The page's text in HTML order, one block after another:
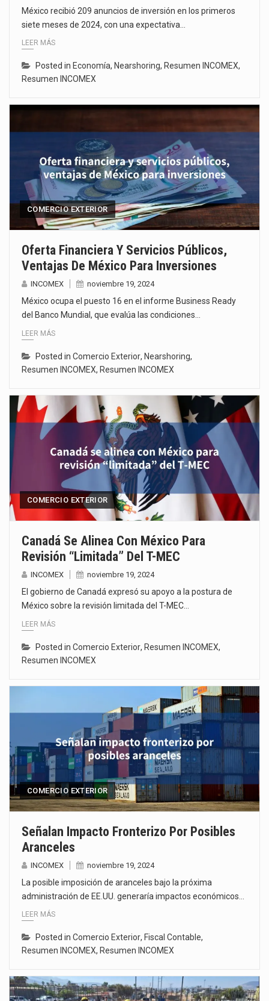
México recibió 209 anuncios de inversión en los primeros
siete meses de 2024, con una expectativa…
LEER MÁS
Posted in Economía, Nearshoring, Resumen INCOMEX,
Resumen INCOMEX
COMERCIO EXTERIOR
Oferta Financiera Y Servicios Públicos,
Ventajas De México Para Inversiones
INCOMEX noviembre 19, 2024
México ocupa el puesto 16 en el informe Business Ready
del Banco Mundial, que evalúa las condiciones…
LEER MÁS
Posted in Comercio Exterior, Nearshoring,
Resumen INCOMEX, Resumen INCOMEX
COMERCIO EXTERIOR
Canadá Se Alinea Con México Para
Revisión “limitada” Del T-MEC
INCOMEX noviembre 19, 2024
El gobierno de Canadá expresó su apoyo a la postura de
México sobre la revisión limitada del T-MEC…
LEER MÁS
Posted in Comercio Exterior, Resumen INCOMEX,
Resumen INCOMEX
COMERCIO EXTERIOR
Señalan Impacto Fronterizo Por Posibles
Aranceles
INCOMEX noviembre 19, 2024
La posible imposición de aranceles bajo la próxima
administración de EE.UU. generaría impactos económicos…
LEER MÁS
Posted in Comercio Exterior, Fiscal Contable,
Resumen INCOMEX, Resumen INCOMEX